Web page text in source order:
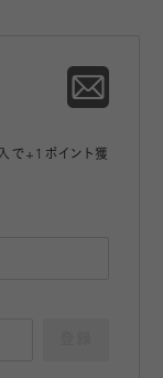
で+1ポイント獲